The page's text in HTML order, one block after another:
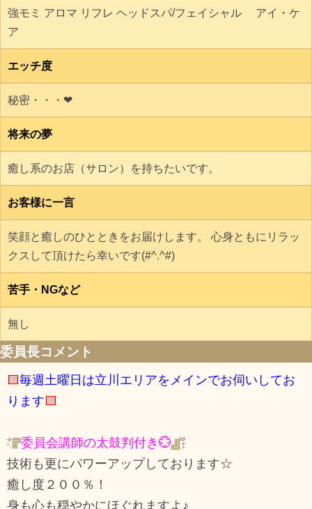
強モミ アロマ リフレ ヘッドスパ/フェイシャル アイ・ケ
ア
エッチ度
秘密・・・❤
将来の夢
癒し系のお店（サロン）を持ちたいです。
お客様に一言
笑顔と癒しのひとときをお届けします。 心身ともにリラッ
クスして頂けたら幸いです(#^.^#)
苦手・NGなど
無し
委員長コメント
🟨毎週土曜日は立川エリアをメインでお伺いしてお
ります 🟨
委員会講師の太鼓判付き💮
技術も更にパワーアップしております☆
癒し度２００％！
身も心も穏やかにほぐれますよ♪